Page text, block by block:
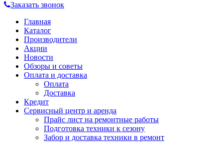
Заказать звонок
Главная
Каталог
Производители
Акции
Новости
Обзоры и советы
Оплата и доставка
Оплата
Доставка
Кредит
Сервисный центр и аренда
Прайс лист на ремонтные работы
Подготовка техники к сезону
Забор и доставка техники в ремонт